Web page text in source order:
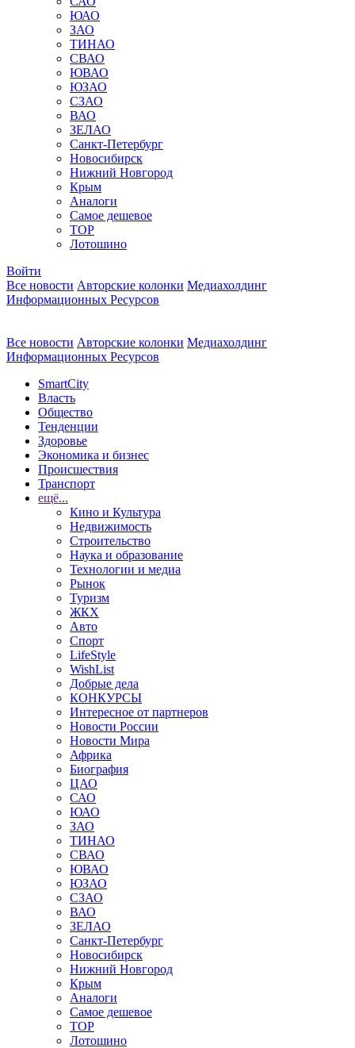
ЮАО
ЗАО
ТИНАО
СВАО
ЮВАО
ЮЗАО
СЗАО
ВАО
ЗЕЛАО
Санкт-Петербург
Новосибирск
Нижний Новгород
Крым
Аналоги
Самое дешевое
TOP
Лотошино
Войти
Все новости Авторские колонки Медиахолдинг
Информационных Ресурсов
Все новости Авторские колонки Медиахолдинг
Информационных Ресурсов
SmartCity
Власть
Общество
Тенденции
Здоровье
Экономика и бизнес
Происшествия
Транспорт
ещё...
Кино и Культура
Недвижимость
Строительство
Наука и образование
Технологии и медиа
Рынок
Туризм
ЖКХ
Авто
Спорт
LifeStyle
WishList
Добрые дела
КОНКУРСЫ
Интересное от партнеров
Новости России
Новости Мира
Африка
Биография
ЦАО
САО
ЮАО
ЗАО
ТИНАО
СВАО
ЮВАО
ЮЗАО
СЗАО
ВАО
ЗЕЛАО
Санкт-Петербург
Новосибирск
Нижний Новгород
Крым
Аналоги
Самое дешевое
TOP
Лотошино